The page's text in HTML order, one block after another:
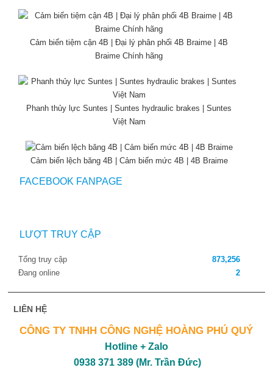
Cảm biến tiệm cận 4B | Đại lý phân phối 4B Braime | 4B
Braime Chính hãng
Phanh thủy lực Suntes | Suntes hydraulic brakes | Suntes
Việt Nam
Cảm biến lệch băng 4B | Cảm biến mức 4B | 4B Braime
FACEBOOK FANPAGE
LƯỢT TRUY CẬP
Tổng truy cập
873,256
Đang online
2
LIÊN HỆ
CÔNG TY TNHH CÔNG NGHỆ HOÀNG PHÚ QUÝ
Hotline + Zalo
0938 371 389 (Mr. Trần Đức)